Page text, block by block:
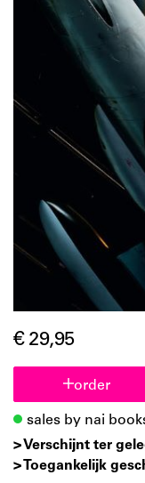
€ 29,95
order
sales by nai
> Verschijnt ter
> Toegankelijk